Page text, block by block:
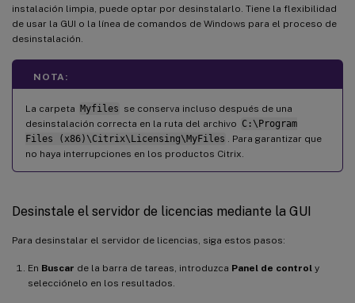
instalación limpia, puede optar por desinstalarlo. Tiene la flexibilidad
de usar la GUI o la línea de comandos de Windows para el proceso de
desinstalación.
NOTA:
La carpeta Myfiles se conserva incluso después de una
desinstalación correcta en la ruta del archivo C:\Program
Files (x86)\Citrix\Licensing\MyFiles
. Para garantizar que
no haya interrupciones en los productos Citrix.
Desinstale el servidor de licencias mediante la GUI
Para desinstalar el servidor de licencias, siga estos pasos:
En Buscar de la barra de tareas, introduzca Panel de control y
selecciónelo en los resultados.